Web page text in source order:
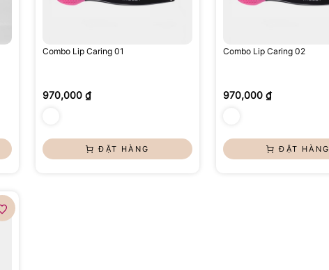
Combo Lip Caring 01
970,000 ₫
ĐẶT HÀNG
Combo Lip Caring 02
970,000 ₫
ĐẶT HÀNG